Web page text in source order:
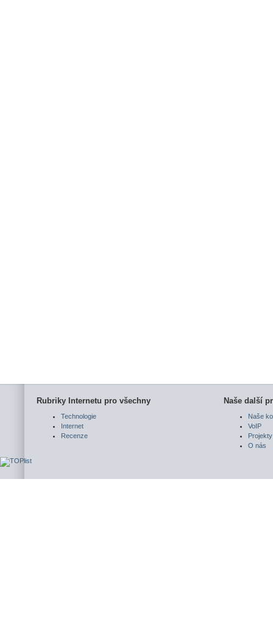
Rubriky Internetu pro všechny
Technologie
Internet
Recenze
Naše další
Naše
VoIP
Projekty
O nás